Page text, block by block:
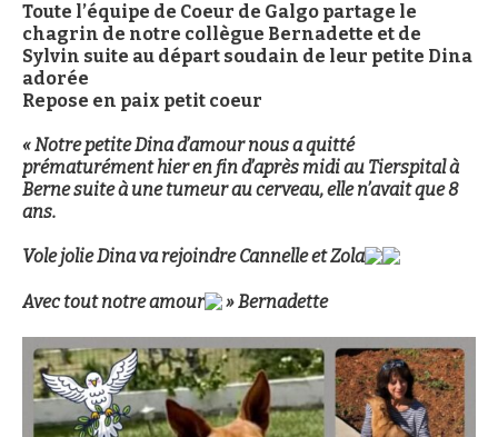
Toute l’équipe de Coeur de Galgo partage le
chagrin de notre collègue Bernadette et de
Sylvin suite au départ soudain de leur petite Dina
adorée
Repose en paix petit coeur
« Notre petite Dina d’amour nous a quitté
prématurément hier en fin d’après midi au Tierspital à
Berne suite à une tumeur au cerveau, elle n’avait que 8
ans.
Vole jolie Dina va rejoindre Cannelle et Zola
Avec tout notre amour » Bernadette